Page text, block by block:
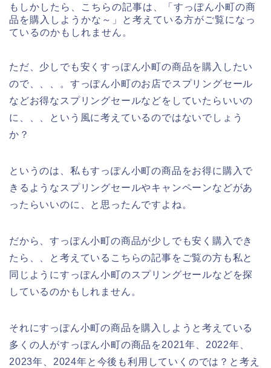
もしかしたら、こちらの記事は、「すっぽん小町の商
品を購入しようかな～」と考えている方がご覧になっ
ているのかもしれません。
ただ、少しでも安くすっぽん小町の商品を購入したい
ので、、、。すっぽん小町のお店でスプリングセール
などお得なスプリングセールなどをしていたらいいの
に、、、という風に考えているのではないでしょう
か？
というのは、私もすっぽん小町の商品をお得に購入で
きるようなスプリングセールやキャンペーンなどがあ
ったらいいのに、と思ったんですよね。
だから、すっぽん小町の商品が少しでも安く購入でき
たら、、と考えているこちらの記事をご覧の方も私と
同じようにすっぽん小町のスプリングセールなどを探
しているのかもしれません。
それにすっぽん小町の商品を購入しようと考えている
多くの人がすっぽん小町の商品を2021年、2022年、
2023年、2024年と今後も利用していくのでは？と考え